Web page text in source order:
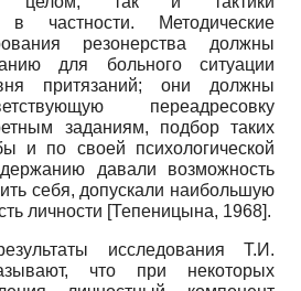
в частности. Методические
резонерства должны
для больного ситуации
притязаний; они должны
переадресовку
заданиям, подбор таких
и по своей психологической
давали возможность
себя, допускали наибольшую
личности [Тепеницына, 1968].
исследования Т.И.
что при некоторых